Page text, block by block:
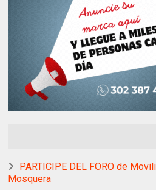
PARTICIPE DEL FORO de
Mosquera